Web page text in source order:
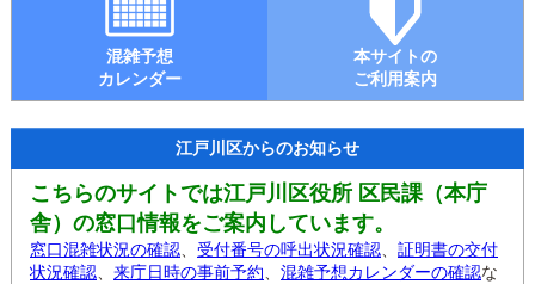
混雑予想
カレンダー
本サイトの
ご利用案内
江戸川区からのお知らせ
こちらのサイトでは江戸川区役所 区民課（本庁
舎）の窓口情報をご案内しています。
窓口混雑状況の確認 受付番号の呼出状況確認
証明書の交付
状況確認
来庁日時の事前予約 混雑予想カレンダーの確認な